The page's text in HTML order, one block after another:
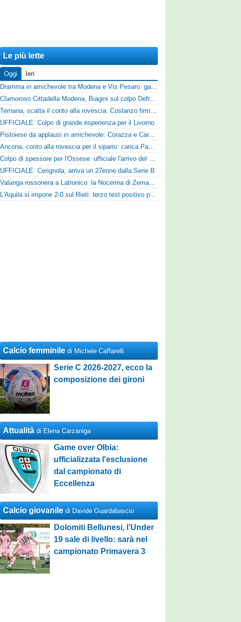
Le più lette
Oggi
Ieri
Dramma in amichevole tra Modena e Vis Pesaro: gara sospesa per il grave infortunio di Sersanti
Clamoroso Cittadella Modena, Biagini sul colpo Defrel: «Per noi rappresenta un sogno, a volte si realizzano»
Ternana, scatta il conto alla rovescia: Costanzo firma, Hraiech vicino e nel pomeriggio c'è l'amichevole
UFFICIALE: Colpo di grande esperienza per il Livorno
Pistoiese da applausi in amichevole: Corazza e Cardelli piegano lo Scandicci per 1-0
Ancona, conto alla rovescia per il sipario: carica Pandolfi e risposta da record degli abbonati
Colpo di spessore per l'Ossese: ufficiale l'arrivo del difensore Riccardo Idda
UFFICIALE: Cerignola, arriva un 27enne dalla Serie B
Valanga rossonera a Latronico: la Nocerina di Zeman ne fa 9 all'Atletico Agromonte
L'Aquila si impone 2-0 sul Rieti: terzo test positivo per la squadra di Andreucci
Calcio femminile di Michele Caffarelli
Serie C 2026-2027, ecco la
composizione dei gironi
Attualità di Elena Carzaniga
Game over Olbia:
ufficializzata l'esclusione
dal campionato di
Eccellenza
Calcio giovanile di Davide Guardabascio
Dolomiti Bellunesi, l’Under
19 sale di livello: sarà nel
campionato Primavera 3